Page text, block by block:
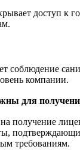
доступ к
соблюдение
компании.
для
получение
требованиям.